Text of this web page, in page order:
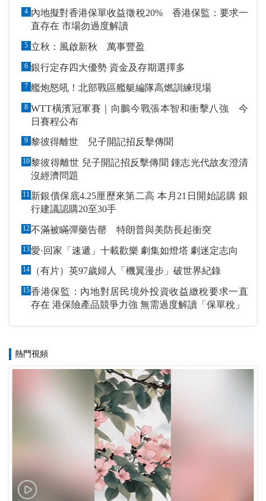
4 內地擬對香港保單收益徵稅20% 香港保監：要求一
直存在 市場勿過度解讀
5 立秋：風啟新秋 萬事豐盈
6 銀行定存四大優勢 資金及存期選擇多
7 艦炮怒吼！北部戰區艦艇編隊高燃訓練現場
8 WTT橫濱冠軍賽｜向鵬今戰張本智和衝擊八強 今
日賽程公布
9 黎彼得離世 兒子開記招反擊傳聞
10黎彼得離世 兒子開記招反擊傳聞 鍾志光代故友澄清
沒經濟問題
11 新銀債保底4.25厘歷來第二高 本月21日開始認購 銀
行建議認購20至30手
12不滿被瞞彈藥告罄 特朗普與美防長起衝突
13 愛·回家「速遞」十載歡樂 劇集如燈塔 劇迷定志向
14 （有片）英97歲婦人「機翼漫步」破世界紀錄
15香港保監：內地對居民境外投資收益繳稅要求一直
存在 港保險產品競爭力強 無需過度解讀「保單稅」
熱門視頻